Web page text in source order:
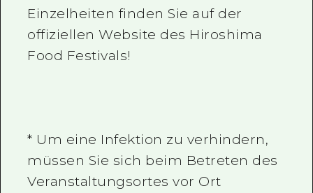
Einzelheiten finden Sie auf der
offiziellen Website des Hiroshima
Food Festivals!
* Um eine Infektion zu verhindern,
müssen Sie sich beim Betreten des
Veranstaltungsortes vor Ort